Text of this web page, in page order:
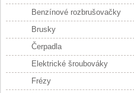
Benzínové rozbrušovačky
Brusky
Čerpadla
Elektrické šroubováky
Frézy